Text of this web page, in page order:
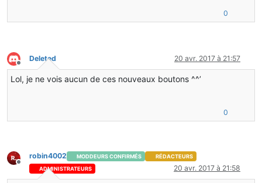
0
Hors-ligne
Deleted 20 avr. 2017 à 21:57
Lol, je ne vois aucun de ces nouveaux boutons ^^’
0
Hors-ligne
robin4002 MODDEURS CONFIRMÉS
RÉDACTEURS
ADMINISTRATEURS
20 avr. 2017 à 21:58